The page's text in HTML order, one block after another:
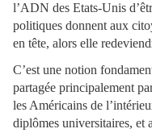
l’ADN des Etats-Unis
politiques donnent aux
en tête, alors elle
C’est une notion
partagée principalement
les Américains de
diplômes universitaires, et